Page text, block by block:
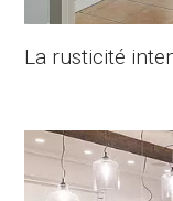
La rusticité